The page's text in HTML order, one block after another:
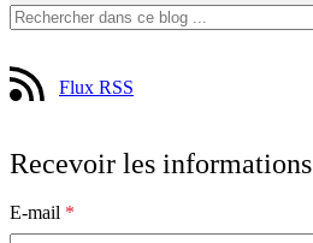
Flux RSS
Recevoir les informations
E-mail *